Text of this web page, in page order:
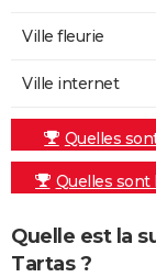
Ville fleurie
Ville internet
Quelles
Quelles sont
Quelle est la
Tartas ?